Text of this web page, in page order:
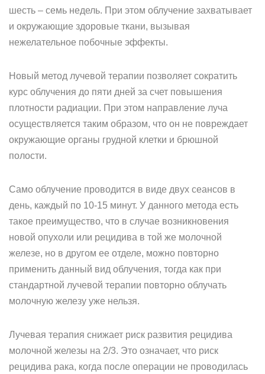
шесть – семь недель. При этом облучение захватывает
и окружающие здоровые ткани, вызывая
нежелательное побочные эффекты.
Новый метод лучевой терапии позволяет сократить
курс облучения до пяти дней за счет повышения
плотности радиации. При этом направление луча
осуществляется таким образом, что он не повреждает
окружающие органы грудной клетки и брюшной
полости.
Само облучение проводится в виде двух сеансов в
день, каждый по 10-15 минут. У данного метода есть
такое преимущество, что в случае возникновения
новой опухоли или рецидива в той же молочной
железе, но в другом ее отделе, можно повторно
применить данный вид облучения, тогда как при
стандартной лучевой терапии повторно облучать
молочную железу уже нельзя.
Лучевая терапия снижает риск развития рецидива
молочной железы на 2/3. Это означает, что риск
рецидива рака, когда после операции не проводилась